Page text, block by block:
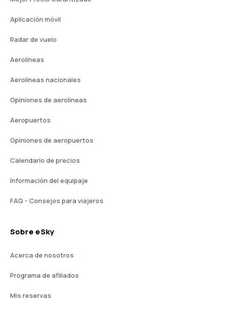
Aplicación móvil
Radar de vuelo
Aerolíneas
Aerolíneas nacionales
Opiniones de aerolíneas
Aeropuertos
Opiniones de aeropuertos
Calendario de precios
Información del equipaje
FAQ - Consejos para viajeros
Sobre eSky
Acerca de nosotros
Programa de afiliados
Mis reservas